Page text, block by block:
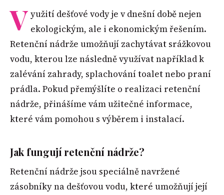
V yužití dešťové vody je v dnešní době nejen
ekologickým, ale i ekonomickým řešením.
Retenční nádrže umožňují zachytávat srážkovou
vodu, kterou lze následně využívat například k
zalévání zahrady, splachování toalet nebo praní
prádla. Pokud přemýšlíte o realizaci retenční
nádrže, přinášíme vám užitečné informace,
které vám pomohou s výběrem i instalací.
Jak fungují retenční nádrže?
Retenční nádrže jsou speciálně navržené
zásobníky na dešťovou vodu, které umožňují její